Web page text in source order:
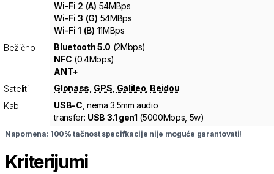
Wi-Fi 2 (A) 54MBps
Wi-Fi3 (G) 54MBps
Wi-Fi1 (B) 11MBps
Bežično
Bluetooth 5.0 (2Mbps)
NFC (0.4Mbps)
ANT+
Sateliti
Glonass GPS Galileo Beidou
Kabl
USB-C , nema 3.5mm audio
transfer: USB 3.1 gen1 (5000Mbps, 5w)
Napomena: 100% tačnost specifkacije nije moguće garantovati!
Kriterijumi